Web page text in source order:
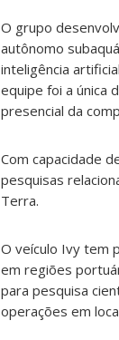
O grupo
autônomo
inteligência
equipe foi a única
presencial da
Com capacidade
pesquisas
Terra.
O veículo Ivy tem
em regiões
para pesquisa
operações em